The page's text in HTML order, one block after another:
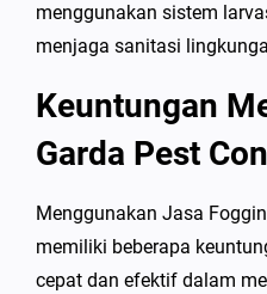
menggunakan sistem
menjaga sanitasi
Keuntungan
Garda Pest
Menggunakan Jasa
memiliki beberapa
cepat dan efektif dalam